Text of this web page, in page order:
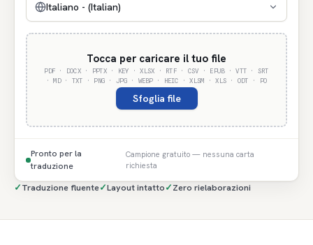
Italiano - (Italian)
Tocca per caricare il tuo file
PDF · DOCX · PPTX · KEY · XLSX · RTF · CSV · EPUB · VTT · SRT
· MD · TXT · PNG · JPG · WEBP · HEIC · XLSM · XLS · ODT · PO
Sfoglia file
Pronto per la
traduzione
Campione gratuito — nessuna carta
richiesta
✓Traduzione fluente✓Layout intatto✓Zero rielaborazioni